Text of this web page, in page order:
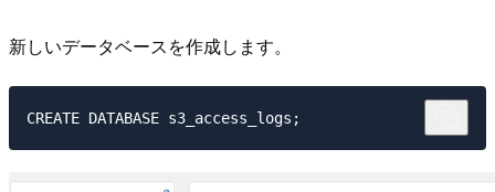
新しいデータベースを作成します。